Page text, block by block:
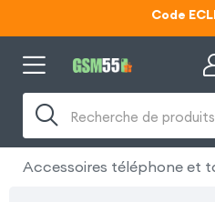
Code
Code
Recherche de
Accessoires téléphone et